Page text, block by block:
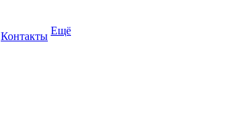
Контакты Ещё